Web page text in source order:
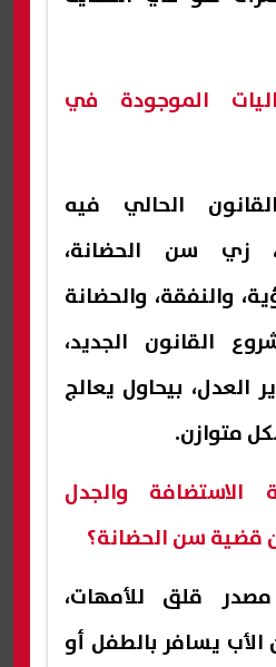
الموجودة في
الحالي فيه
زي سن الحضانة،
والنفقة، والحضانة
القانون الجديد،
العدل، بيحاول يعالج
متوازن.
والجدل
قضية سن الحضانة؟
قلق للأمهات،
الأب يسافر بالطفل أو